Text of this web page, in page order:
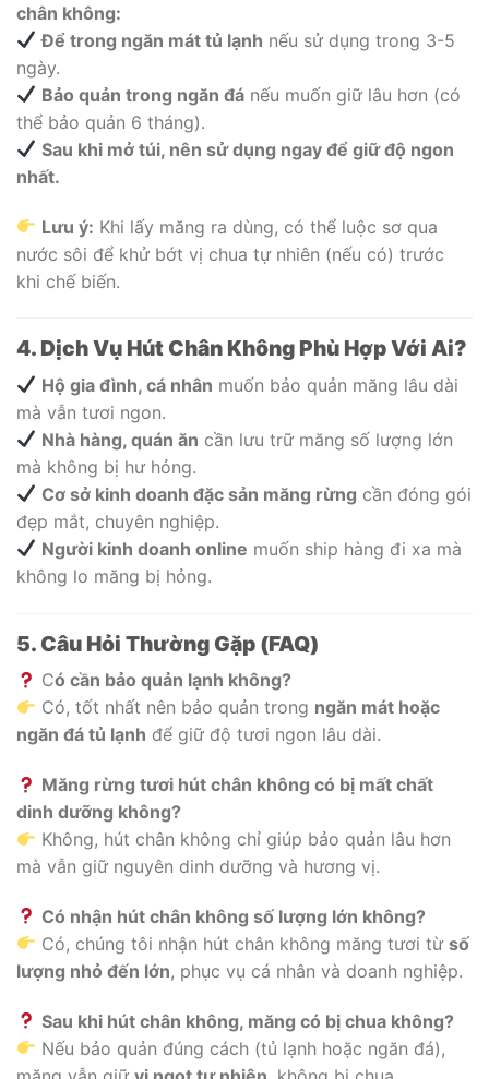
chân không:
Để trong ngăn mát tủ lạnh nếu sử dụng trong 3-5
ngày.
Bảo quản trong ngăn đá nếu muốn giữ lâu hơn (có
thể bảo quản 6 tháng).
Sau khi mở túi, nên sử dụng ngay để giữ độ ngon
nhất.
Lưu ý: Khi lấy măng ra dùng, có thể luộc sơ qua
nước sôi để khử bớt vị chua tự nhiên (nếu có) trước
khi chế biến.
4. Dịch Vụ Hút Chân Không Phù Hợp Với Ai?
Hộ gia đình, cá nhân muốn bảo quản măng lâu dài
mà vẫn tươi ngon.
Nhà hàng, quán ăn cần lưu trữ măng số lượng lớn
mà không bị hư hỏng.
Cơ sở kinh doanh đặc sản măng rừng cần đóng gói
đẹp mắt, chuyên nghiệp.
Người kinh doanh online muốn ship hàng đi xa mà
không lo măng bị hỏng.
5. Câu Hỏi Thường Gặp (FAQ)
Có cần bảo quản lạnh không?
Có, tốt nhất nên bảo quản trong ngăn mát hoặc
ngăn đá tủ lạnh để giữ độ tươi ngon lâu dài.
Măng rừng tươi hút chân không có bị mất chất
dinh dưỡng không?
Không, hút chân không chỉ giúp bảo quản lâu hơn
mà vẫn giữ nguyên dinh dưỡng và hương vị.
Có nhận hút chân không số lượng lớn không?
Có, chúng tôi nhận hút chân không măng tươi từsố
lượng nhỏ đến lớn, phục vụ cá nhân và doanh nghiệp.
Sau khi hút chân không, măng có bị chua không?
Nếu bảo quản đúng cách (tủ lạnh hoặc ngăn đá),